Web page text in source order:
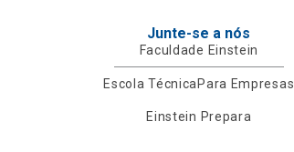
Junte-se a nós
Faculdade Einstein
Escola Técnica Para Empresas
Einstein Prepara